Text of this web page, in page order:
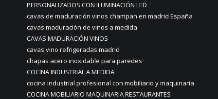
PERSONALIZADOS CON ILUMINACIÓN LED
cavas de maduración vinos champan en madrid España
cavas maduración de vinos a medida
CAVAS MADURACIÓN VINOS
cavas vino refrigeradas madrid
chapas acero inoxidable para paredes
COCINA INDUSTRIAL A MEDIDA
cocina industrial profesional con mobiliario y maquinaria
COCINA MOBILIARIO MAQUINARIA RESTAURANTES